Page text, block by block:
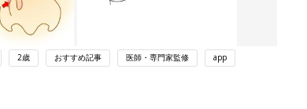
2歳 おすすめ記事 医師・専門家監修 app